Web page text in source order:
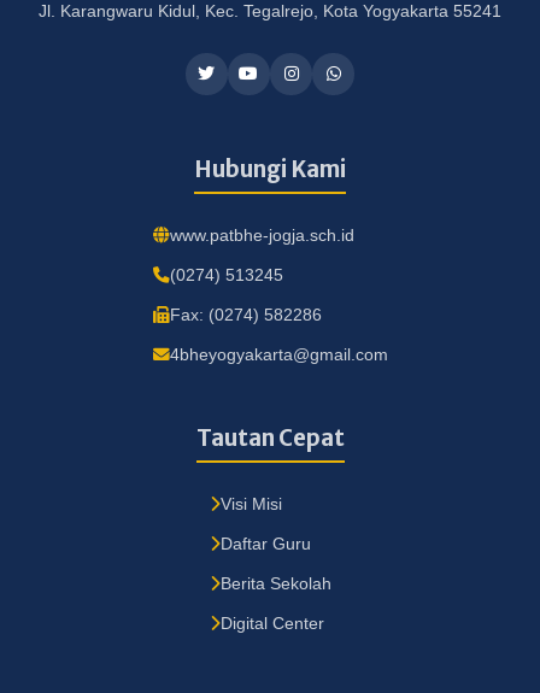
Jl. Karangwaru Kidul, Kec. Tegalrejo, Kota Yogyakarta 55241
Hubungi Kami
www.patbhe-jogja.sch.id
(0274) 513245
Fax: (0274) 582286
4bheyogyakarta@gmail.com
Tautan Cepat
Visi Misi
Daftar Guru
Berita Sekolah
Digital Center